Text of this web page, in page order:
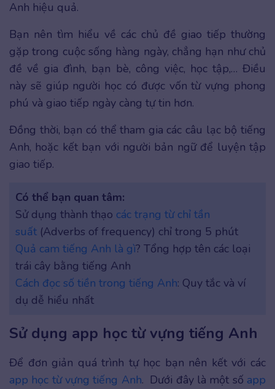
Anh hiệu quả.
Bạn nên tìm hiểu về các chủ đề giao tiếp thường
gặp trong cuộc sống hàng ngày, chẳng hạn như chủ
đề về gia đình, bạn bè, công việc, học tập,… Điều
này sẽ giúp người học có được vốn từ vựng phong
phú và giao tiếp ngày càng tự tin hơn.
Đồng thời, bạn có thể tham gia các câu lạc bộ tiếng
Anh, hoặc kết bạn với người bản ngữ để luyện tập
giao tiếp.
Có thể bạn quan tâm:
Sử dụng thành thạo các trạng từ chỉ tần
suất (Adverbs of frequency) chỉ trong 5 phút
Quả cam tiếng Anh là gì? Tổng hợp tên các loại
trái cây bằng tiếng Anh
Cách đọc số tiền trong tiếng Anh: Quy tắc và ví
dụ dễ hiểu nhất
Sử dụng app học từ vựng tiếng Anh
Để đơn giản quá trình tự học bạn nên kết với các
app học từ vựng tiếng Anh. Dưới đây là một số app